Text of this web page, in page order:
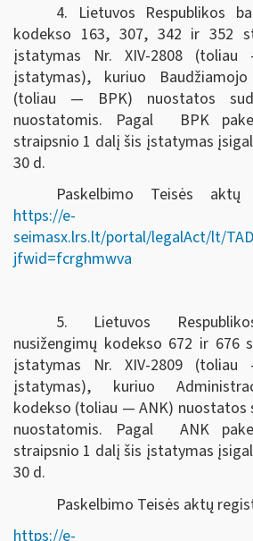
4. Lietuvos Respublikos
kodekso 163, 307, 342 ir 352
įstatymas Nr. XIV-2808
įstatymas), kuriuo
(toliau — BPK) nuostatos
nuostatomis. Pagal BPK
straipsnio 1 dalį šis įstatymas
30 d.
Paskelbimo Teisės aktų
https://e-
seimasx.lrs.lt/portal/legalAct/lt/
jfwid=fcrghmwva
5. Lietuvos
nusižengimų kodekso 672 ir 676
įstatymas Nr. XIV-2809
įstatymas), kuriuo
kodekso (toliau — ANK) nuostatos
nuostatomis. Pagal ANK
straipsnio 1 dalį šis įstatymas
30 d.
Paskelbimo Teisės aktų
https://e-